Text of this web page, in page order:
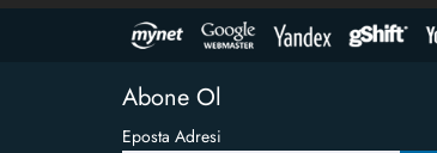
Abone Ol
Eposta Adresi